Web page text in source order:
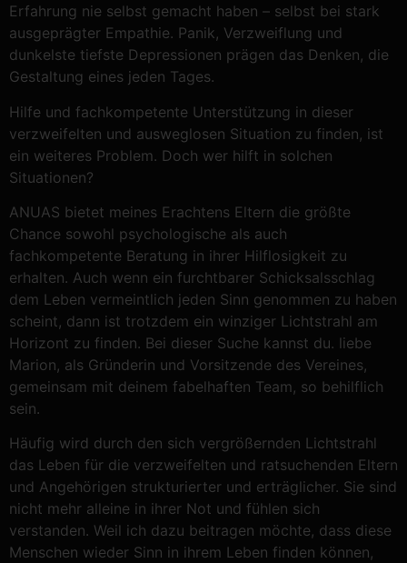
Erfahrung nie selbst gemacht haben – selbst bei stark
ausgeprägter Empathie. Panik, Verzweiflung und
dunkelste tiefste Depressionen prägen das Denken, die
Gestaltung eines jeden Tages.
Hilfe und fachkompetente Unterstützung in dieser
verzweifelten und ausweglosen Situation zu finden, ist
ein weiteres Problem. Doch wer hilft in solchen
Situationen?
ANUAS bietet meines Erachtens Eltern die größte
Chance sowohl psychologische als auch
fachkompetente Beratung in ihrer Hilflosigkeit zu
erhalten. Auch wenn ein furchtbarer Schicksalsschlag
dem Leben vermeintlich jeden Sinn genommen zu haben
scheint, dann ist trotzdem ein winziger Lichtstrahl am
Horizont zu finden. Bei dieser Suche kannst du. liebe
Marion, als Gründerin und Vorsitzende des Vereines,
gemeinsam mit deinem fabelhaften Team, so behilflich
sein.
Häufig wird durch den sich vergrößernden Lichtstrahl
das Leben für die verzweifelten und ratsuchenden Eltern
und Angehörigen strukturierter und erträglicher. Sie sind
nicht mehr alleine in ihrer Not und fühlen sich
verstanden. Weil ich dazu beitragen möchte, dass diese
Menschen wieder Sinn in ihrem Leben finden können,